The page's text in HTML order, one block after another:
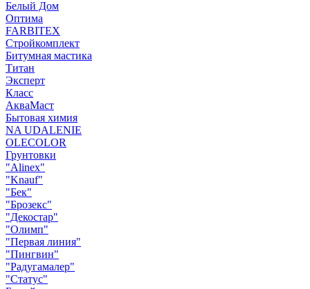
Белый Дом
Оптима
FARBITEX
Стройкомплект
Битумная мастика
Титан
Эксперт
Класс
АкваМаст
Бытовая химия
NA UDALENIE
OLECOLOR
Грунтовки
"Alinex"
"Knauf"
"Бек"
"Брозекс"
"Декостар"
"Олимп"
"Первая линия"
"Пингвин"
"Радугамалер"
"Статус"